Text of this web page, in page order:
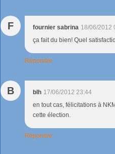
F fournier sabrina 18/06/2012
ça fait du bien! Quel
Répondre
B blh 17/06/2012 23:44
en tout cas, félicitations à
cette élection.
Répondre